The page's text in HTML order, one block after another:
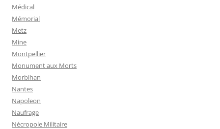
Médical
Mémorial
Metz
Mine
Montpellier
Monument aux Morts
Morbihan
Nantes
Napoleon
Naufrage
Nécropole Militaire